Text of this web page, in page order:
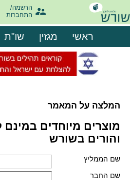
הרשמה/
התחברות
ראשי מגזין שו"ת
המלצה על המאמר
מוצרים מיוחדים במינם
והורים בשורש
שם הממליץ
שם החבר